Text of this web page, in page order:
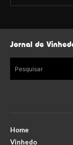
Jornal de
Pesquisar
Home
Vinhedo